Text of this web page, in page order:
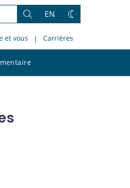
Rechercher
EN
Changez
thème
et vous Carrières
le